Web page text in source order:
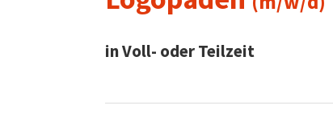
in Voll- oder Teilzeit